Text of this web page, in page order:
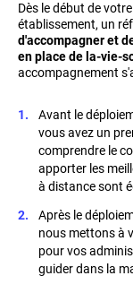
Dès le début de
établissement, un
d'accompagner et
en place de la-vie-
accompagnement
Avant le
vous avez un
comprendre le
apporter les
à distance sont
Après le
nous mettons à
pour vos
guider dans la